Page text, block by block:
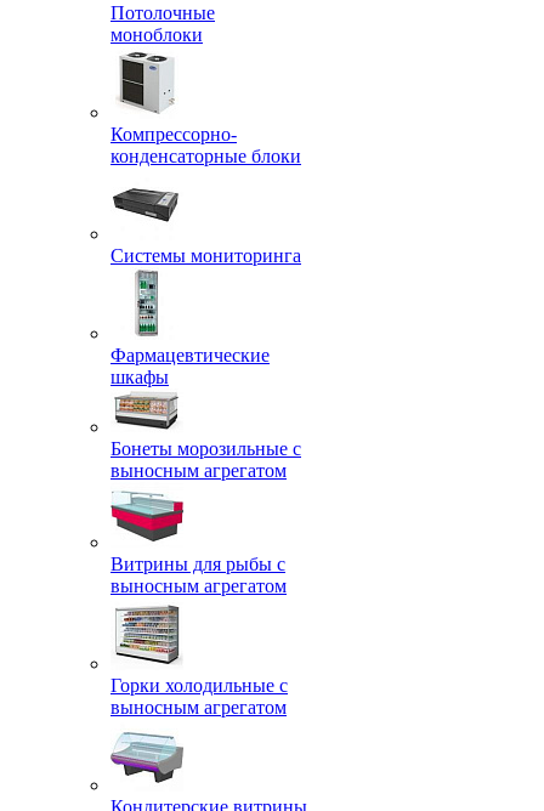
Потолочные
моноблоки
Компрессорно-
конденсаторные блоки
Системы мониторинга
Фармацевтические
шкафы
Бонеты морозильные с
выносным агрегатом
Витрины для рыбы с
выносным агрегатом
Горки холодильные с
выносным агрегатом
Кондитерские витрины